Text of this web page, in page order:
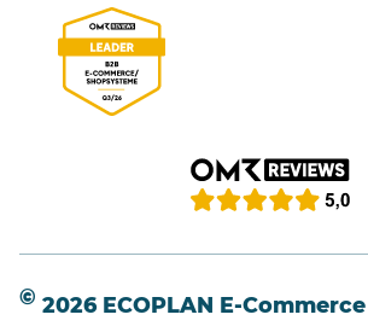
© 2026 ECOPLAN E-